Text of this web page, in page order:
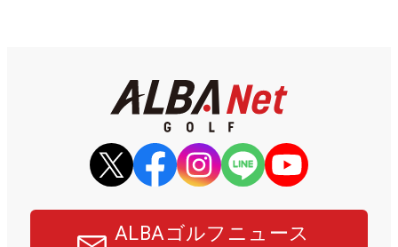
ALBAゴルフニュース